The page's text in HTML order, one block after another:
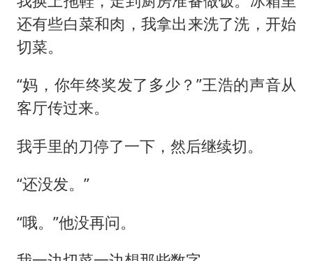
还有些白菜和肉，我拿出来洗了洗，开始
切菜。
“妈，你年终奖发了多少？”王浩的声音从
客厅传过来。
我手里的刀停了一下，然后继续切。
“还没发。”
“哦。”他没再问。